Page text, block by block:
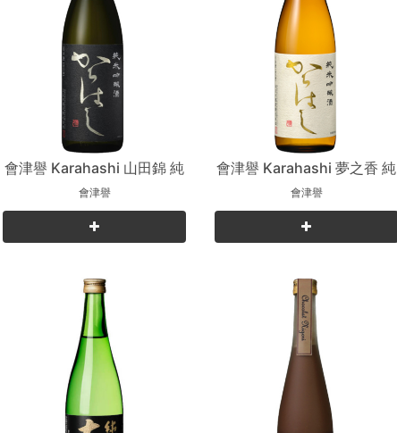
會津譽 Karahashi 山田錦 純
米吟釀
會津譽
會津譽 Karahashi 夢之香 純
米吟釀
會津譽